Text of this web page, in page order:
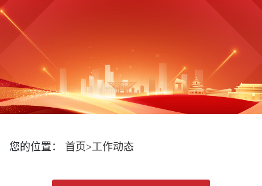
您的位置： 首页>工作动态